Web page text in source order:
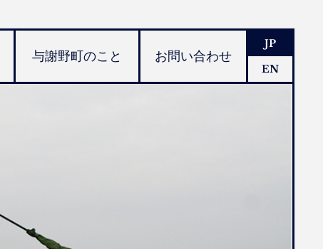
与謝野町のこと お問い合わせ
JP
EN